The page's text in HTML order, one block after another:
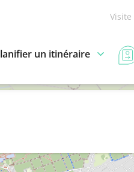
un itinéraire